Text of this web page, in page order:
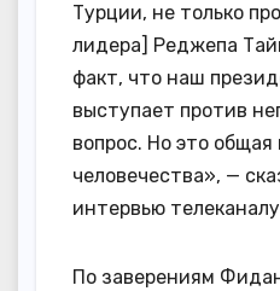
Турции, не только
лидера] Реджепа
факт, что наш
выступает против
вопрос. Но это общая
человечества», —
интервью
По заверениям